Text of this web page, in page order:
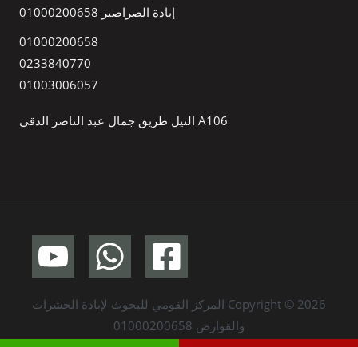
إبادة الصراصير 01000200658
01000200658
0233840770
01003006057
A106 النيل طريق جمال عبد الناصر الدقي
Copyright © 2026 المركز القومي للبحوث لإبادة الحشرات
والقوارض 01000200658